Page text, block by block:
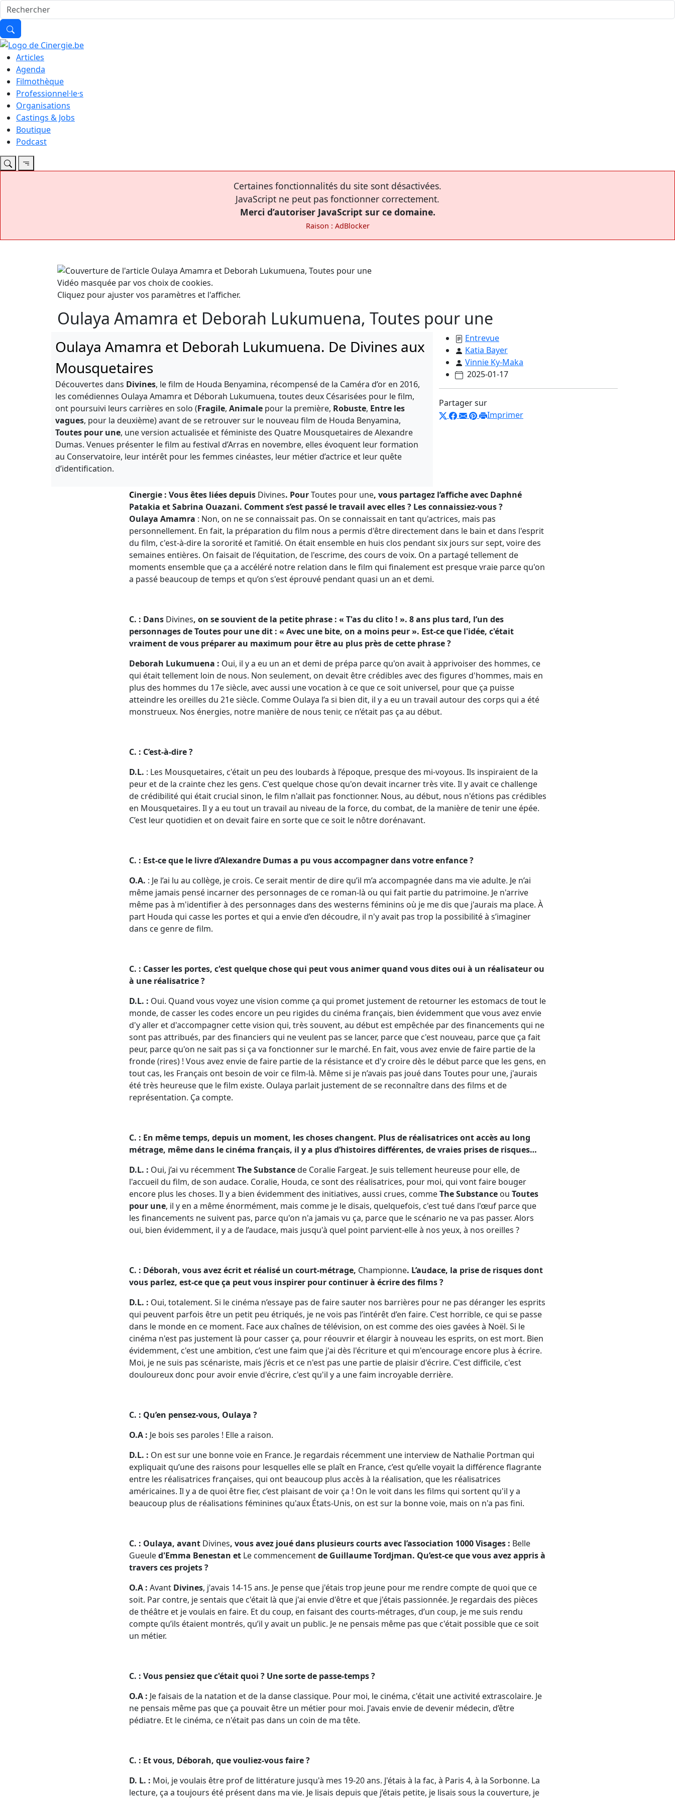
Articles
Agenda
Filmothèque
Professionnel·le·s
Organisations
Castings & Jobs
Boutique
Podcast
Certaines fonctionnalités du site sont désactivées.
JavaScript ne peut pas fonctionner correctement.
Merci d’autoriser JavaScript sur ce domaine.
Raison : AdBlocker
Vidéo masquée par vos choix de cookies.
Cliquez pour ajuster vos paramètres et l'afficher.
Oulaya Amamra et Deborah Lukumuena, Toutes pour une
Oulaya Amamra et Deborah Lukumuena. De Divines aux
Mousquetaires
Découvertes dans Divines, le film de Houda Benyamina, récompensé de la Caméra d’or en 2016,
les comédiennes Oulaya Amamra et Déborah Lukumuena, toutes deux Césarisées pour le film,
ont poursuivi leurs carrières en solo (Fragile, Animale pour la première, Robuste, Entre les
vagues, pour la deuxième) avant de se retrouver sur le nouveau film de Houda Benyamina,
Toutes pour une, une version actualisée et féministe des Quatre Mousquetaires de Alexandre
Dumas. Venues présenter le film au festival d’Arras en novembre, elles évoquent leur formation
au Conservatoire, leur intérêt pour les femmes cinéastes, leur métier d’actrice et leur quête
d’identification.
Entrevue
Katia Bayer
Vinnie Ky-Maka
2025-01-17
Partager sur
Imprimer
Cinergie : Vous êtes liées depuis Divines. PourToutes pour une, vous partagez l’affiche avec Daphné
Patakia et Sabrina Ouazani. Comment s’est passé le travail avec elles ? Les connaissiez-vous ?
Oulaya Amamra : Non, on ne se connaissait pas. On se connaissait en tant qu'actrices, mais pas
personnellement. En fait, la préparation du film nous a permis d'être directement dans le bain et dans l'esprit
du film, c'est-à-dire la sororité et l’amitié. On était ensemble en huis clos pendant six jours sur sept, voire des
semaines entières. On faisait de l'équitation, de l'escrime, des cours de voix. On a partagé tellement de
moments ensemble que ça a accéléré notre relation dans le film qui finalement est presque vraie parce qu'on
a passé beaucoup de temps et qu’on s'est éprouvé pendant quasi un an et demi.
C. : Dans Divines, on se souvient de la petite phrase : « T'as du clito ! ». 8 ans plus tard, l’un des
personnages de Toutes pour une dit : « Avec une bite, on a moins peur ». Est-ce que l'idée, c'était
vraiment de vous préparer au maximum pour être au plus près de cette phrase ?
Deborah Lukumuena : Oui, il y a eu un an et demi de prépa parce qu'on avait à apprivoiser des hommes, ce
qui était tellement loin de nous. Non seulement, on devait être crédibles avec des figures d'hommes, mais en
plus des hommes du 17e siècle, avec aussi une vocation à ce que ce soit universel, pour que ça puisse
atteindre les oreilles du 21e siècle. Comme Oulaya l’a si bien dit, il y a eu un travail autour des corps qui a été
monstrueux. Nos énergies, notre manière de nous tenir, ce n’était pas ça au début.
C. : C’est-à-dire ?
D.L. : Les Mousquetaires, c'était un peu des loubards à l’époque, presque des mi-voyous. Ils inspiraient de la
peur et de la crainte chez les gens. C'est quelque chose qu'on devait incarner très vite. Il y avait ce challenge
de crédibilité qui était crucial sinon, le film n'allait pas fonctionner. Nous, au début, nous n'étions pas crédibles
en Mousquetaires. Il y a eu tout un travail au niveau de la force, du combat, de la manière de tenir une épée.
C’est leur quotidien et on devait faire en sorte que ce soit le nôtre dorénavant.
C. : Est-ce que le livre d’Alexandre Dumas a pu vous accompagner dans votre enfance ?
O.A. : Je l’ai lu au collège, je crois. Ce serait mentir de dire qu’il m’a accompagnée dans ma vie adulte. Je n’ai
même jamais pensé incarner des personnages de ce roman-là ou qui fait partie du patrimoine. Je n'arrive
même pas à m'identifier à des personnages dans des westerns féminins où je me dis que j'aurais ma place. À
part Houda qui casse les portes et qui a envie d’en découdre, il n'y avait pas trop la possibilité à s’imaginer
dans ce genre de film.
C. : Casser les portes, c'est quelque chose qui peut vous animer quand vous dites oui à un réalisateur ou
à une réalisatrice ?
D.L. : Oui. Quand vous voyez une vision comme ça qui promet justement de retourner les estomacs de tout le
monde, de casser les codes encore un peu rigides du cinéma français, bien évidemment que vous avez envie
d'y aller et d'accompagner cette vision qui, très souvent, au début est empêchée par des financements qui ne
sont pas attribués, par des financiers qui ne veulent pas se lancer, parce que c'est nouveau, parce que ça fait
peur, parce qu'on ne sait pas si ça va fonctionner sur le marché. En fait, vous avez envie de faire partie de la
fronde (rires) ! Vous avez envie de faire partie de la résistance et d'y croire dès le début parce que les gens, en
tout cas, les Français ont besoin de voir ce film-là. Même si je n’avais pas joué dans Toutes pour une, j'aurais
été très heureuse que le film existe. Oulaya parlait justement de se reconnaître dans des films et de
représentation. Ça compte.
C. : En même temps, depuis un moment, les choses changent. Plus de réalisatrices ont accès au long
métrage, même dans le cinéma français, il y a plus d’histoires différentes, de vraies prises de risques…
D.L. : Oui, j’ai vu récemmentThe Substancede Coralie Fargeat. Je suis tellement heureuse pour elle, de
l'accueil du film, de son audace. Coralie, Houda, ce sont des réalisatrices, pour moi, qui vont faire bouger
encore plus les choses. Il y a bien évidemment des initiatives, aussi crues, commeThe Substanceou Toutes
pour une, il y en a même énormément, mais comme je le disais, quelquefois, c'est tué dans l'œuf parce que
les financements ne suivent pas, parce qu'on n'a jamais vu ça, parce que le scénario ne va pas passer. Alors
oui, bien évidemment, il y a de l’audace, mais jusqu'à quel point parvient-elle à nos yeux, à nos oreilles ?
C. : Déborah, vous avez écrit et réalisé un court-métrage, Championne. L’audace, la prise de risques dont
vous parlez, est-ce que ça peut vous inspirer pour continuer à écrire des films ?
D.L. : Oui, totalement. Si le cinéma n’essaye pas de faire sauter nos barrières pour ne pas déranger les esprits
qui peuvent parfois être un petit peu étriqués, je ne vois pas l’intérêt d’en faire. C'est horrible, ce qui se passe
dans le monde en ce moment. Face aux chaînes de télévision, on est comme des oies gavées à Noël. Si le
cinéma n'est pas justement là pour casser ça, pour réouvrir et élargir à nouveau les esprits, on est mort. Bien
évidemment, c'est une ambition, c’est une faim que j'ai dès l'écriture et qui m'encourage encore plus à écrire.
Moi, je ne suis pas scénariste, mais j’écris et ce n'est pas une partie de plaisir d'écrire. C'est difficile, c'est
douloureux donc pour avoir envie d'écrire, c'est qu'il y a une faim incroyable derrière.
C. : Qu’en pensez-vous, Oulaya ?
O.A : Je bois ses paroles ! Elle a raison.
D.L. : On est sur une bonne voie en France. Je regardais récemment une interview de Nathalie Portman qui
expliquait qu’une des raisons pour lesquelles elle se plaît en France, c’est qu’elle voyait la différence flagrante
entre les réalisatrices françaises, qui ont beaucoup plus accès à la réalisation, que les réalisatrices
américaines. Il y a de quoi être fier, c’est plaisant de voir ça ! On le voit dans les films qui sortent qu'il y a
beaucoup plus de réalisations féminines qu'aux États-Unis, on est sur la bonne voie, mais on n'a pas fini.
C. : Oulaya, avant Divines, vous avez joué dans plusieurs courts avec l’association 1000 Visages : Belle
Gueuled'Emma Benestan et Le commencementde Guillaume Tordjman. Qu’est-ce que vous avez appris à
travers ces projets ?
O.A : Avant Divines, j'avais 14-15 ans. Je pense que j'étais trop jeune pour me rendre compte de quoi que ce
soit. Par contre, je sentais que c'était là que j'ai envie d'être et que j'étais passionnée. Je regardais des pièces
de théâtre et je voulais en faire. Et du coup, en faisant des courts-métrages, d’un coup, je me suis rendu
compte qu’ils étaient montrés, qu’il y avait un public. Je ne pensais même pas que c'était possible que ce soit
un métier.
C. : Vous pensiez que c'était quoi ? Une sorte de passe-temps ?
O.A : Je faisais de la natation et de la danse classique. Pour moi, le cinéma, c'était une activité extrascolaire. Je
ne pensais même pas que ça pouvait être un métier pour moi. J'avais envie de devenir médecin, d’être
pédiatre. Et le cinéma, ce n'était pas dans un coin de ma tête.
C. : Et vous, Déborah, que vouliez-vous faire ?
D. L. : Moi, je voulais être prof de littérature jusqu'à mes 19-20 ans. J'étais à la fac, à Paris 4, à la Sorbonne. La
lecture, ça a toujours été présent dans ma vie. Je lisais depuis que j’étais petite, je lisais sous la couverture, je